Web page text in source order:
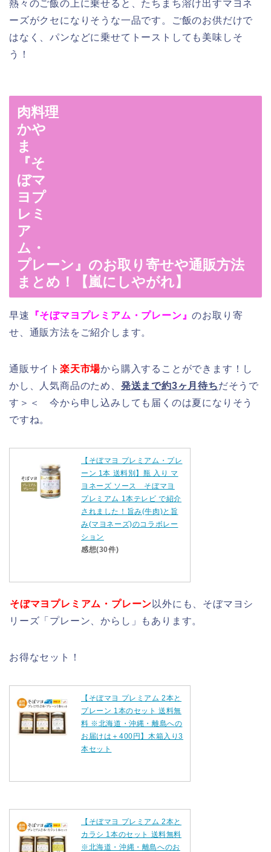
熱々のご飯の上に乗せると、たちまち溶け出すマヨネ
ーズがクセになりそうな一品です。ご飯のお供だけで
はなく、パンなどに乗せてトーストしても美味しそ
う！
肉料理
かや
ま
『そ
ぼマ
ヨプ
レミ
ア
ム・
プレーン』のお取り寄せや通販方法
まとめ！【嵐にしやがれ】
早速 『そぼマヨプレミアム・プレーン』のお取り寄
せ、通販方法をご紹介します。
通販サイト 楽天市場から購入することができます！し
かし、人気商品のため、 発送まで約3ヶ月待ちだそうで
す＞＜ 今から申し込みしても届くのは夏になりそう
ですね。
【そぼマヨ プレミアム・プレ
ーン 1本 送料別】瓶 入り マ
ヨネーズ ソース そぼマヨ
プレミアム 1本テレビ で紹介
されました！旨み(牛肉)と旨
み(マヨネーズ)のコラボレー
ション
感想(30件)
そぼマヨプレミアム・プレーン 以外にも、そぼマヨシ
リーズ「プレーン、からし」もあります。
お得なセット！
【そぼマヨ プレミアム 2本と
プレーン 1本のセット 送料無
料 ※北海道・沖縄・離島への
お届けは＋400円】木箱入り3
本セット
【そぼマヨ プレミアム 2本と
カラシ 1本のセット 送料無料
※北海道・沖縄・離島へのお